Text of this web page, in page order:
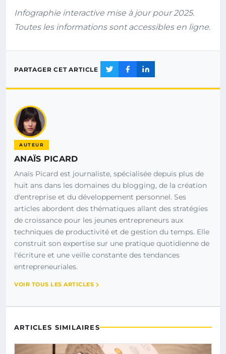
Infographie interactive mise à jour pour 2025.
Toutes les informations sont accessibles en ligne.
PARTAGER CET ARTICLE
AUTEUR
ANAÏS PICARD
Anaïs Picard est journaliste, spécialisée depuis plus de
huit ans dans les domaines du blogging, de la création
d'entreprise et du développement personnel. Ses
articles abordent des thématiques allant des stratégies
de croissance pour les jeunes entrepreneurs aux
techniques de productivité et de gestion du temps. Elle
construit son expertise sur une pratique quotidienne de
l'écriture et une veille constante des tendances
entrepreneuriales.
VOIR TOUS LES ARTICLES
ARTICLES SIMILAIRES